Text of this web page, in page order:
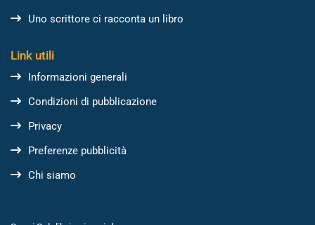
Uno scrittore ci racconta un libro
Link utili
Informazioni generali
Condizioni di pubblicazione
Privacy
Preferenze pubblicità
Chi siamo